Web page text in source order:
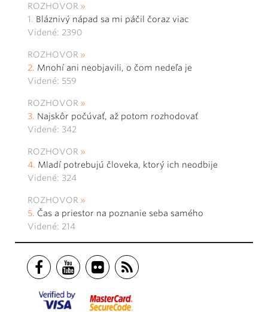
ROZHOVOR
Bláznivý nápad sa mi páčil čoraz viac
Videné: 2390
ROZHOVOR
Mnohí ani neobjavili, o čom nedeľa je
Videné: 559
ROZHOVOR
Najskôr počúvať, až potom rozhodovať
Videné: 342
ROZHOVOR
Mladí potrebujú človeka, ktorý ich neodbije
Videné: 324
ROZHOVOR
Čas a priestor na poznanie seba samého
Videné: 214